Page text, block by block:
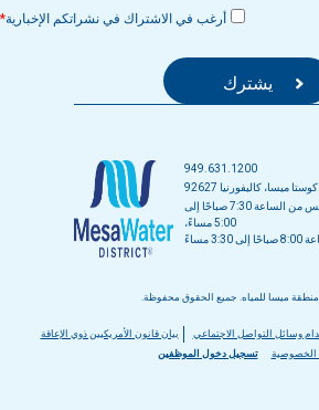
أرغب في الاشتراك في نشراتكم الإخبارية
949.631.1200
من الاثنين إلى الخميس من الساعة 7:30 صباحًا إلى
5:00 مساءً،
التواصل الاجتماعي
بيان قانون الأمريكيين ذوي الإعاقة
تسجيل دخول الموظفين